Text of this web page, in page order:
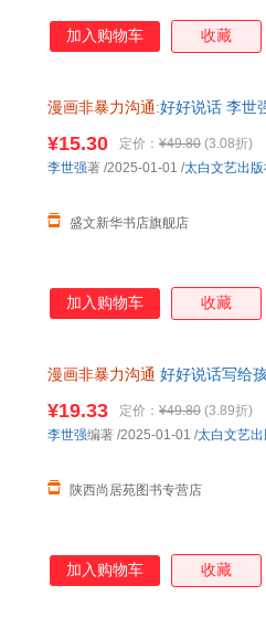
加入购物车 收藏
漫画非暴力沟通 :好好说话 李世
¥15.30 定价： ¥49.80 (3.08折)
盛文新华书店旗舰店
李世强著 /2025-01-01 /太白文艺出
加入购物车 收藏
漫画非暴力沟通 好好说话写给
¥19.33 定价： ¥49.80 (3.89折)
陕西尚居苑图书专营店
李世强编著 /2025-01-01 /太白文艺
加入购物车 收藏